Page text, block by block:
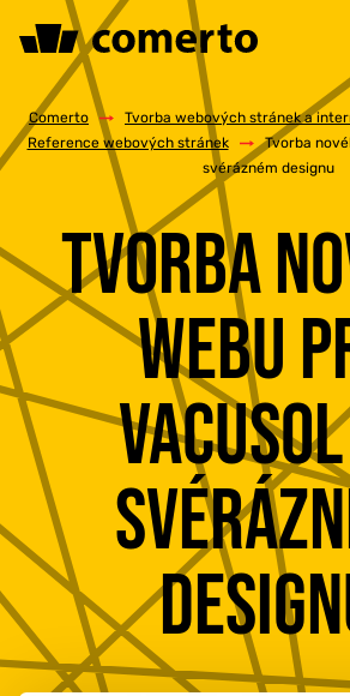
ONLINE
TVORBA WEBU
PORADENSTVÍ &
REFERENCE
O NÁS
KONTAKTY
777 353 464
Comerto / Tvorba webových stránek a
Reference webových stránek
/
Tvorba
svérázném designu
TVORBA
WEBU